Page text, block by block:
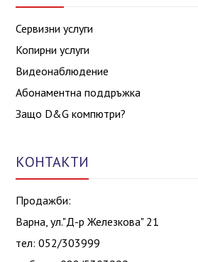
Сервизни услуги
Копирни услуги
Видеонаблюдение
Абонаментна поддръжка
Защо D&G компютри?
КОНТАКТИ
Продажби:
Варна, ул."Д-р Железкова" 21
тел: 052/303999